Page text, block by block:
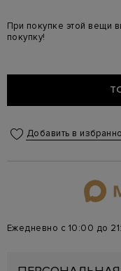
При покупке этой вещи
покупку!
Добавить в
Ежедневно с 10:00 до